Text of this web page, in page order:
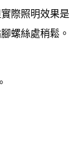
際照明效果是
螺絲處稍鬆。